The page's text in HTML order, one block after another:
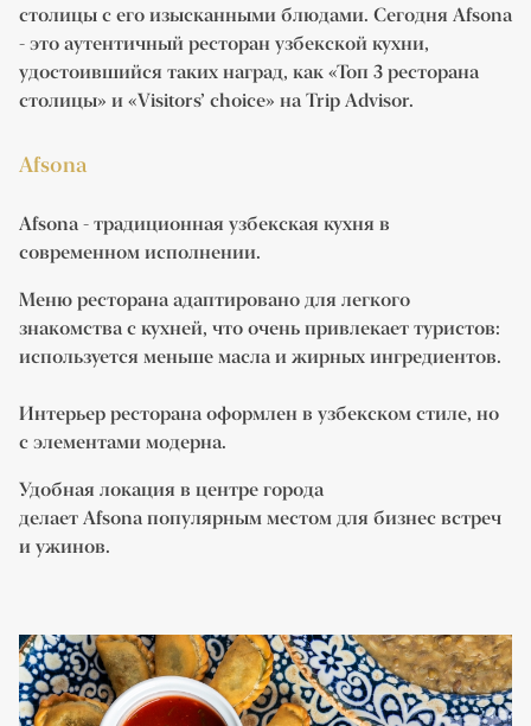
столицы с его изысканными блюдами. Сегодня Afsona
- это аутентичный ресторан узбекской кухни,
удостоившийся таких наград, как «Топ 3 ресторана
столицы» и «Visitors’ choice» на Trip Advisor.
Afsona
Afsona - традиционная узбекская кухня в
современном исполнении.
Меню ресторана адаптировано для легкого
знакомства с кухней, что очень привлекает туристов:
используется меньше масла и жирных ингредиентов.
Интерьер ресторана оформлен в узбекском стиле, но
с элементами модерна.
Удобная локация в центре города
делает Afsona популярным местом для бизнес встреч
и ужинов.